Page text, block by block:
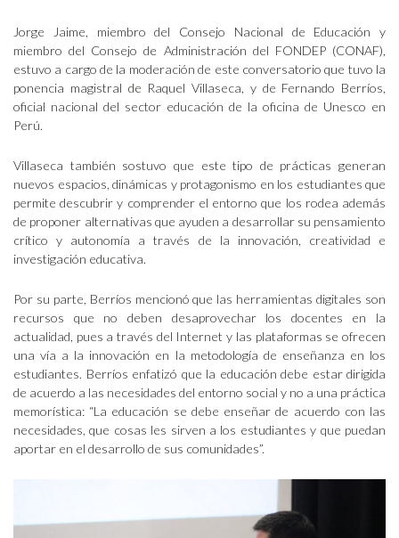
Jorge Jaime, miembro del Consejo Nacional de Educación y
miembro del Consejo de Administración del FONDEP (CONAF),
estuvo a cargo de la moderación de este conversatorio que tuvo la
ponencia magistral de Raquel Villaseca, y de Fernando Berríos,
oficial nacional del sector educación de la oficina de Unesco en
Perú.
Villaseca también sostuvo que este tipo de prácticas generan
nuevos espacios, dinámicas y protagonismo en los estudiantes que
permite descubrir y comprender el entorno que los rodea además
de proponer alternativas que ayuden a desarrollar su pensamiento
crítico y autonomía a través de la innovación, creatividad e
investigación educativa.
Por su parte, Berríos mencionó que las herramientas digitales son
recursos que no deben desaprovechar los docentes en la
actualidad, pues a través del Internet y las plataformas se ofrecen
una vía a la innovación en la metodología de enseñanza en los
estudiantes. Berríos enfatizó que la educación debe estar dirigida
de acuerdo a las necesidades del entorno social y no a una práctica
memorística: “La educación se debe enseñar de acuerdo con las
necesidades, que cosas les sirven a los estudiantes y que puedan
aportar en el desarrollo de sus comunidades”.